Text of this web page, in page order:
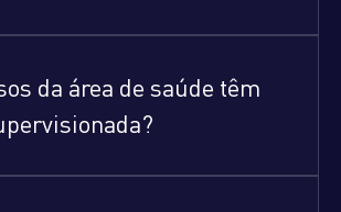
da área de saúde têm